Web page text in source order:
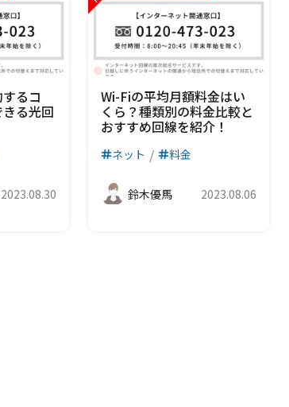
るコ
る光回
2023.08.30
Wi-Fiの平均月額料金はい
くら？種類別の料金比較と
おすすめ回線を紹介！
ネット 料金
鈴木優馬 2023.08.06